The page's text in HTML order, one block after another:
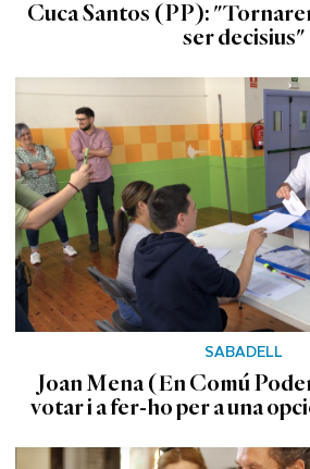
Cuca Santos (PP):
ser decisius"
SABADELL
Joan Mena (En Comú
votar i a fer-ho per a una